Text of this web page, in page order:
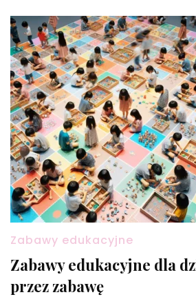
Zabawy edukacyjne
Zabawy edukacyjne dla
przez zabawę